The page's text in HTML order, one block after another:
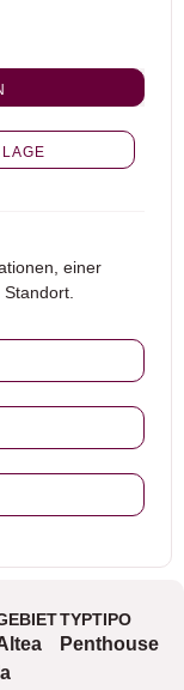
LAGE
einer
la
TYPTIPO
Penthouse